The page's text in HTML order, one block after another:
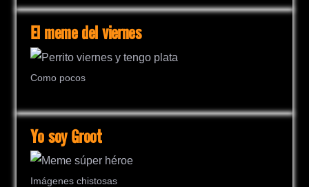
El meme del viernes
Como pocos
Yo soy Groot
Imágenes chistosas